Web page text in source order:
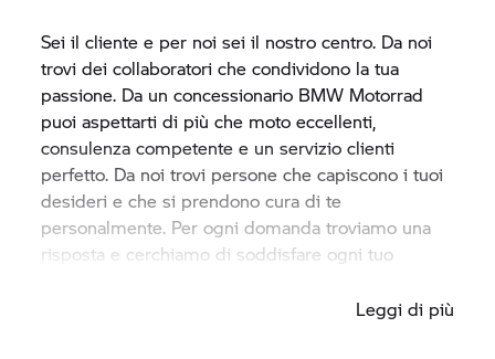
Sei il cliente e per noi sei il nostro centro. Da noi
trovi dei collaboratori che condividono la tua
passione. Da un concessionario BMW Motorrad
puoi aspettarti di più che moto eccellenti,
consulenza competente e un servizio clienti
perfetto. Da noi trovi persone che capiscono i tuoi
desideri e che si prendono cura di te
personalmente. Per ogni domanda troviamo una
risposta e cerchiamo di soddisfare ogni tuo
Leggi di più